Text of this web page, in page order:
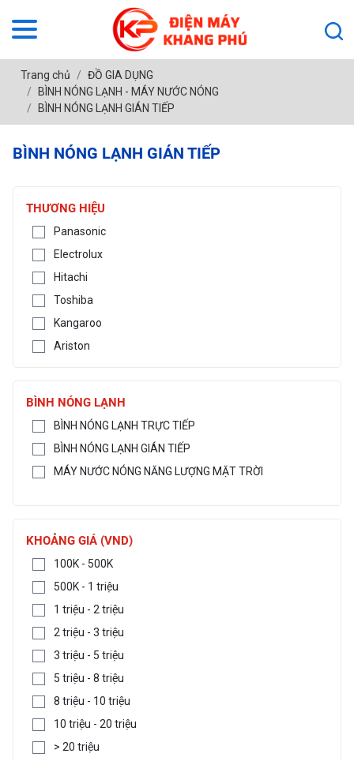
Trang chủ
ĐỒ GIA DỤNG
BÌNH NÓNG LẠNH - MÁY NƯỚC NÓNG
BÌNH NÓNG LẠNH GIÁN TIẾP
BÌNH NÓNG LẠNH GIÁN TIẾP
THƯƠNG HIỆU
Panasonic
Electrolux
Hitachi
Toshiba
Kangaroo
Ariston
BÌNH NÓNG LẠNH
BÌNH NÓNG LẠNH TRỰC TIẾP
BÌNH NÓNG LẠNH GIÁN TIẾP
MÁY NƯỚC NÓNG NĂNG LƯỢNG MẶT TRỜI
KHOẢNG GIÁ (VND)
100K - 500K
500K - 1 triệu
1 triệu - 2 triệu
2 triệu - 3 triệu
3 triệu - 5 triệu
5 triệu - 8 triệu
8 triệu - 10 triệu
10 triệu - 20 triệu
> 20 triệu